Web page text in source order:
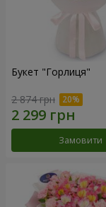
Букет "Горлиця"
2 874 грн
Замовити